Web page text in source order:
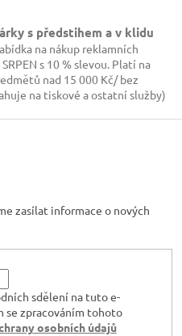
s předstihem a v klidu
na nákup reklamních
s 10 % slevou. Platí na
nad 15 000 Kč/ bez
na tiskové a ostatní služby)
zasílat informace o nových
sdělení na tuto e-
se zpracováním tohoto
osobních údajů